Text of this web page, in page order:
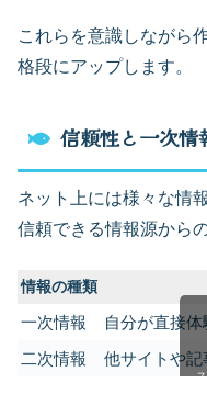
これらを意識しながら
格段にアップします。
信頼性と一次情
ネット上には様々な情
信頼できる情報源から
情報の種類
一次情報
自分が直接
二次情報
他サイトや